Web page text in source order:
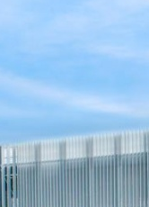
Nieuws
Thema's